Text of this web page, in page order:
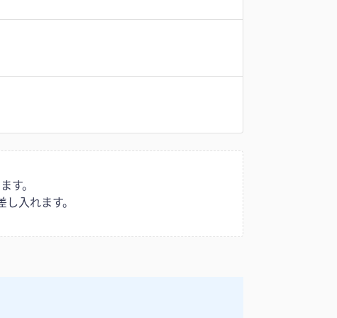
す。
入れます。